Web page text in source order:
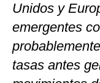
Unidos y
emergentes
tasas antes